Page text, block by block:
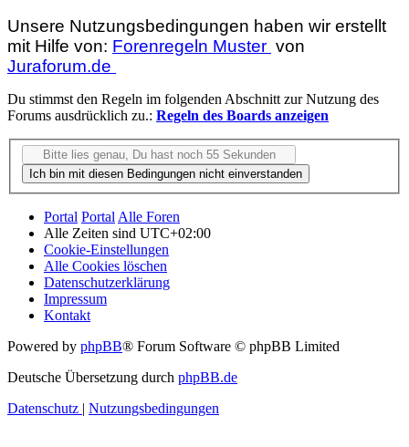
Unsere Nutzungsbedingungen haben wir erstellt
mit Hilfe von: Forenregeln Muster von
Juraforum.de
Du stimmst den Regeln im folgenden Abschnitt zur Nutzung des
Forums ausdrücklich zu.: Regeln des Boards anzeigen
Portal PortalAlle Foren
Alle Zeiten sind UTC+02:00
Cookie-Einstellungen
Alle Cookies löschen
Datenschutzerklärung
Impressum
Kontakt
Powered by phpBB® Forum Software © phpBB Limited
Deutsche Übersetzung durch phpBB.de
Datenschutz
Nutzungsbedingungen